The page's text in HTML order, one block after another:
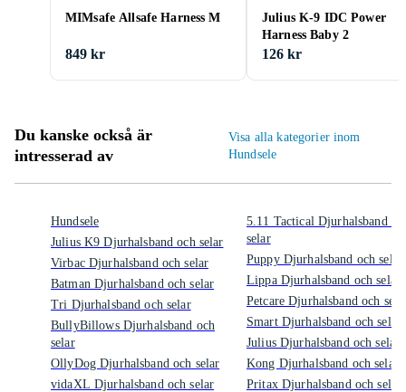
MIMsafe Allsafe Harness M
849 kr
Julius K-9 IDC Power
Harness Baby 2
126 kr
Du kanske också är
intresserad av
Visa alla kategorier inom
Hundsele
Hundsele
Julius K9 Djurhalsband och selar
Virbac Djurhalsband och selar
Batman Djurhalsband och selar
Tri Djurhalsband och selar
BullyBillows Djurhalsband och
selar
OllyDog Djurhalsband och selar
vidaXL Djurhalsband och selar
5.11 Tactical Djurhalsband
selar
Puppy Djurhalsband och selar
Lippa Djurhalsband och selar
Petcare Djurhalsband och
Smart Djurhalsband och selar
Julius Djurhalsband och selar
Kong Djurhalsband och selar
Pritax Djurhalsband och selar